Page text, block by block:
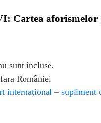
Cartea aforismelor
sunt incluse.
României
internațional – supliment